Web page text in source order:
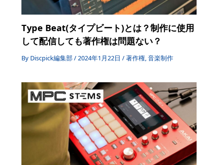
Type Beat(タイプビート)とは？制作に使用
して配信しても著作権は問題ない？
By Discpick編集部/2024年1月22日/著作権,音楽制作